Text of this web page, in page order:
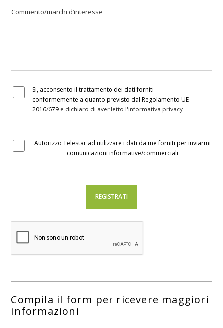
Si, acconsento il trattamento dei dati forniti
conformemente a quanto previsto dal Regolamento UE
2016/679 e dichiaro di aver letto l'informativa privacy
Autorizzo Telestar ad utilizzare i dati da me forniti per inviarmi
comunicazioni informative/commerciali
Compila il form per ricevere maggiori
informazioni